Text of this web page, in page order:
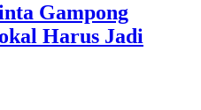
Gampong
Harus Jadi